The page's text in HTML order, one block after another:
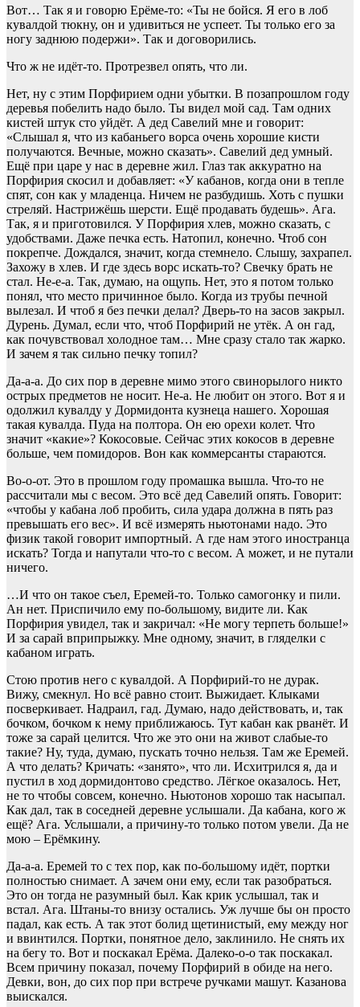
Вот… Так я и говорю Ерёме-то: «Ты не бойся. Я его в лоб
кувалдой тюкну, он и удивиться не успеет. Ты только его за
ногу заднюю подержи». Так и договорились.
Что ж не идёт-то. Протрезвел опять, что ли.
Нет, ну с этим Порфирием одни убытки. В позапрошлом году
деревья побелить надо было. Ты видел мой сад. Там одних
кистей штук сто уйдёт. А дед Савелий мне и говорит:
«Слышал я, что из кабаньего ворса очень хорошие кисти
получаются. Вечные, можно сказать». Савелий дед умный.
Ещё при царе у нас в деревне жил. Глаз так аккуратно на
Порфирия скосил и добавляет: «У кабанов, когда они в тепле
спят, сон как у младенца. Ничем не разбудишь. Хоть с пушки
стреляй. Настрижёшь шерсти. Ещё продавать будешь». Ага.
Так, я и приготовился. У Порфирия хлев, можно сказать, с
удобствами. Даже печка есть. Натопил, конечно. Чтоб сон
покрепче. Дождался, значит, когда стемнело. Слышу, захрапел.
Захожу в хлев. И где здесь ворс искать-то? Свечку брать не
стал. Не-е-а. Так, думаю, на ощупь. Нет, это я потом только
понял, что место причинное было. Когда из трубы печной
вылезал. И чтоб я без печки делал? Дверь-то на засов закрыл.
Дурень. Думал, если что, чтоб Порфирий не утёк. А он гад,
как почувствовал холодное там… Мне сразу стало так жарко.
И зачем я так сильно печку топил?
Да-а-а. До сих пор в деревне мимо этого свинорылого никто
острых предметов не носит. Не-а. Не любит он этого. Вот я и
одолжил кувалду у Дормидонта кузнеца нашего. Хорошая
такая кувалда. Пуда на полтора. Он ею орехи колет. Что
значит «какие»? Кокосовые. Сейчас этих кокосов в деревне
больше, чем помидоров. Вон как коммерсанты стараются.
Во-о-от. Это в прошлом году промашка вышла. Что-то не
рассчитали мы с весом. Это всё дед Савелий опять. Говорит:
«чтобы у кабана лоб пробить, сила удара должна в пять раз
превышать его вес». И всё измерять ньютонами надо. Это
физик такой говорит импортный. А где нам этого иностранца
искать? Тогда и напутали что-то с весом. А может, и не путали
ничего.
…И что он такое съел, Еремей-то. Только самогонку и пили.
Ан нет. Приспичило ему по-большому, видите ли. Как
Порфирия увидел, так и закричал: «Не могу терпеть больше!»
И за сарай вприпрыжку. Мне одному, значит, в гляделки с
кабаном играть.
Стою против него с кувалдой. А Порфирий-то не дурак.
Вижу, смекнул. Но всё равно стоит. Выжидает. Клыками
посверкивает. Надраил, гад. Думаю, надо действовать, и, так
бочком, бочком к нему приближаюсь. Тут кабан как рванёт. И
тоже за сарай целится. Что же это они на живот слабые-то
такие? Ну, туда, думаю, пускать точно нельзя. Там же Еремей.
А что делать? Кричать: «занято», что ли. Исхитрился я, да и
пустил в ход дормидонтово средство. Лёгкое оказалось. Нет,
не то чтобы совсем, конечно. Ньютонов хорошо так насыпал.
Как дал, так в соседней деревне услышали. Да кабана, кого ж
ещё? Ага. Услышали, а причину-то только потом увели. Да не
мою – Ерёмкину.
Да-а-а. Еремей то с тех пор, как по-большому идёт, портки
полностью снимает. А зачем они ему, если так разобраться.
Это он тогда не разумный был. Как крик услышал, так и
встал. Ага. Штаны-то внизу остались. Уж лучше бы он просто
падал, как есть. А так этот болид щетинистый, ему между ног
и ввинтился. Портки, понятное дело, заклинило. Не снять их
на бегу то. Вот и поскакал Ерёма. Далеко-о-о так поскакал.
Всем причину показал, почему Порфирий в обиде на него.
Девки, вон, до сих пор при встрече ручками машут. Казанова
выискался.